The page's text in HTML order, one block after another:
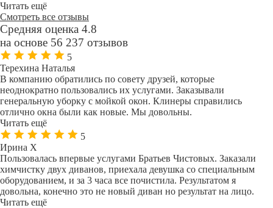
Читать ещё
Смотреть все отзывы
Средняя оценка 4.8
на основе 56 237 отзывов
5
Терехина Наталья
В компанию обратились по совету друзей, которые
неоднократно пользовались их услугами. Заказывали
генеральную уборку с мойкой окон. Клинеры справились
отлично окна были как новые. Мы довольны.
Читать ещё
5
Ирина Х
Пользовалась впервые услугами Братьев Чистовых. Заказали
химчистку двух диванов, приехала девушка со специальным
оборудованием, и за 3 часа все почистила. Результатом я
довольна, конечно это не новый диван но результат на лицо.
Читать ещё